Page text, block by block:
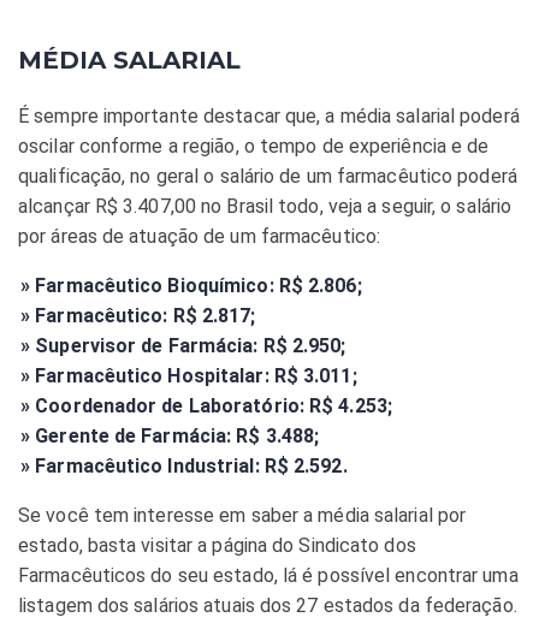
MÉDIA SALARIAL
É sempre importante destacar que, a média salarial poderá
oscilar conforme a região, o tempo de experiência e de
qualificação, no geral o salário de um farmacêutico poderá
alcançar R$ 3.407,00 no Brasil todo, veja a seguir, o salário
por áreas de atuação de um farmacêutico:
» Farmacêutico Bioquímico: R$ 2.806;
» Farmacêutico: R$ 2.817;
» Supervisor de Farmácia: R$ 2.950;
» Farmacêutico Hospitalar: R$ 3.011;
» Coordenador de Laboratório: R$ 4.253;
» Gerente de Farmácia: R$ 3.488;
» Farmacêutico Industrial: R$ 2.592.
Se você tem interesse em saber a média salarial por
estado, basta visitar a página do Sindicato dos
Farmacêuticos do seu estado, lá é possível encontrar uma
listagem dos salários atuais dos 27 estados da federação.